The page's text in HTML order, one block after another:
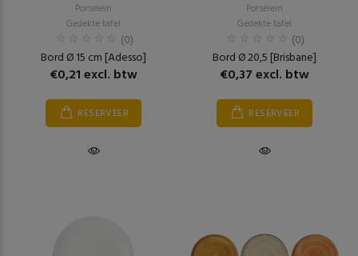
Porselein
Gedekte tafel
(0)
Bord Ø 15 cm [Adesso]
€0,21 excl. btw
RESERVEER
Porselein
Gedekte tafel
(0)
Bord Ø 20,5 [Brisbane]
€0,37 excl. btw
RESERVEER